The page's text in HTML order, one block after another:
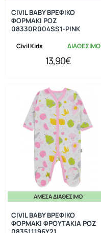
Civil Kids ΔΙΑΘΕΣΙΜΟ
CIVIL BABY ΒΡΕΦΙΚΟ
ΦΟΡΜΑΚΙ ΡΟΖ
08330R004SS1-PINK
13,90€
ΆΜΕΣΑ ΔΙΑΘΈΣΙΜΟ
CIVIL BABY ΒΡΕΦΙΚΟ
ΦΟΡΜΑΚΙ ΦΡΟΥΤΑΚΙΑ ΡΟΖ